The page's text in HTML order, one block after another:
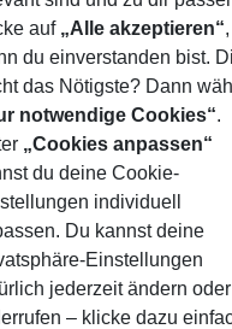
Hotel
Santa Apolonia
erreichen. Folgende
und Sao Jorge Castle (ca.
ist ca. 20 m entfernt.
ist ca. 9 km entfernt.
(zentral gesteuert),
geg. Gebühr) sowie zentral
auf „Alle akzeptieren“,
du einverstanden bist.
das Nötigste? Dann
notwendige Cookies“.
„Cookies anpassen“
du deine Cookie-
individuell
Du kannst deine
Einstellungen
jederzeit ändern oder
– klicke dazu